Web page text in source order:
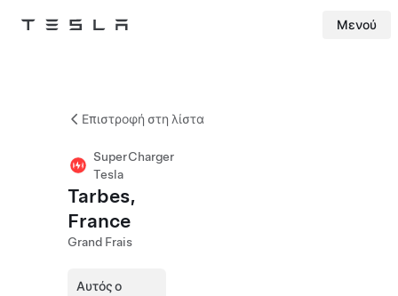
Tesla Μενού
Επιστροφή στη λίστα
SuperCharger
Tesla
Tarbes,
France
Grand Frais
Αυτός ο